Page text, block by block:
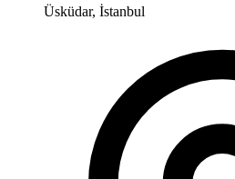
Üsküdar, İstanbul